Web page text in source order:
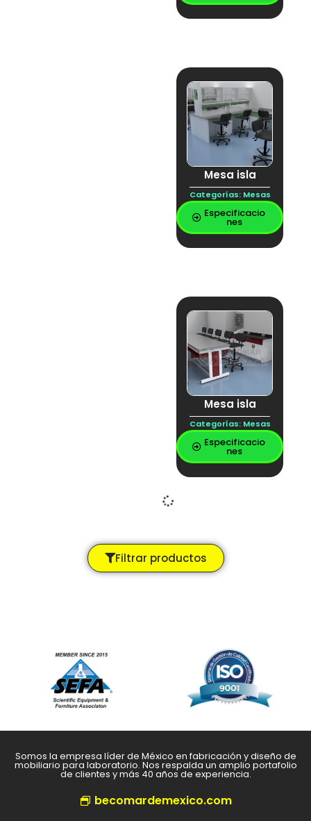
Mesa isla
Categorías: Mesas
Especificacio
nes
Mesa isla
Categorías: Mesas
Especificacio
nes
Filtrar productos
Somos la empresa líder de México en fabricación y diseño de
mobiliario para laboratorio. Nos respalda un amplio portafolio
de clientes y más 40 años de experiencia.
becomardemexico.com